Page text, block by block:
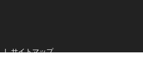
サイトマップ